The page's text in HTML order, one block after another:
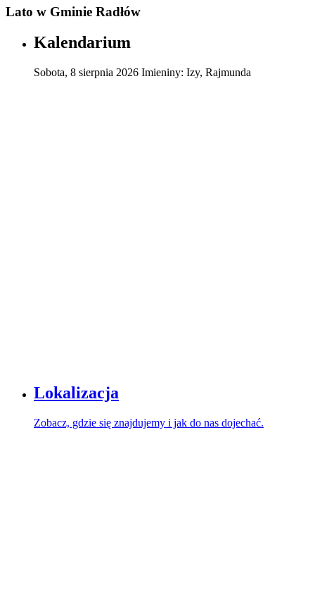
Lato w Gminie Radłów
Kalendarium
Sobota, 8 sierpnia 2026 Imieniny: Izy, Rajmunda
Lokalizacja
Zobacz, gdzie się znajdujemy i jak do nas dojechać.